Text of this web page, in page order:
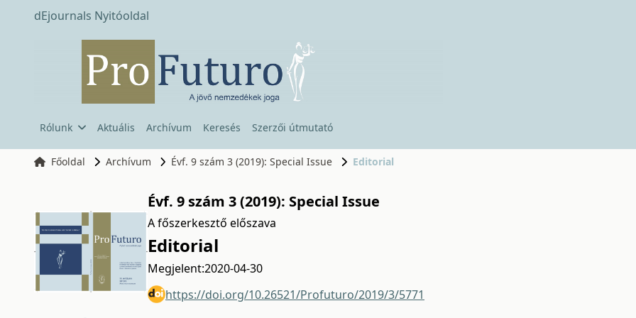
dEjournals Nyitóoldal
Rólunk Aktuális Archívum Keresés Szerzői útmutató
Főoldal Archívum Évf. 9 szám 3 (2019): Special Issue Editorial
Évf. 9 szám 3 (2019): Special Issue
A főszerkesztő előszava
Editorial
Megjelent:2020-04-30
https://doi.org/10.26521/Profuturo/2019/3/5771